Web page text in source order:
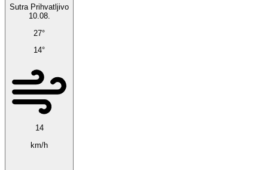
Sutra Prihvatljivo
10.08.
27°
14°
14
km/h